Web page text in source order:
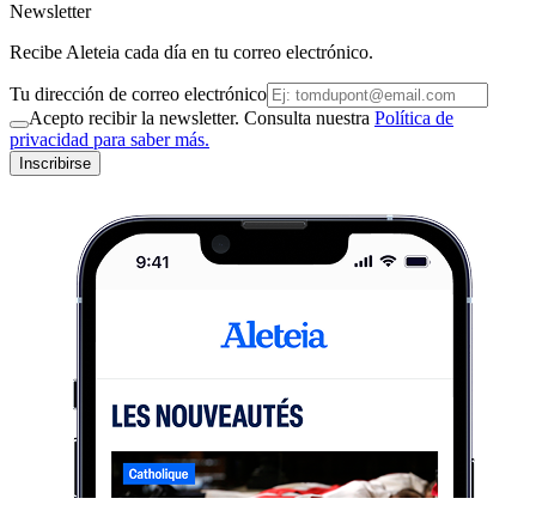
Newsletter
Recibe Aleteia cada día en tu correo electrónico.
Tu dirección de correo electrónico
Acepto recibir la newsletter. Consulta nuestra Política de
privacidad para saber más.
Inscribirse